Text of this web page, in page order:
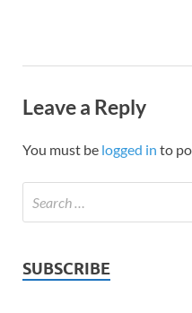
Leave a Reply
You must be logged in to
SUBSCRIBE